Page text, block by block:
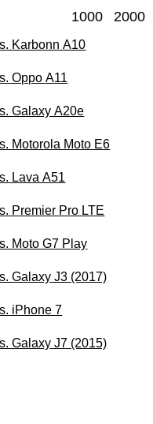
1000 2000
Karbonn A10
Oppo A11
Galaxy A20e
Motorola Moto E6
Lava A51
Premier Pro LTE
Moto G7 Play
Galaxy J3 (2017)
iPhone 7
Galaxy J7 (2015)